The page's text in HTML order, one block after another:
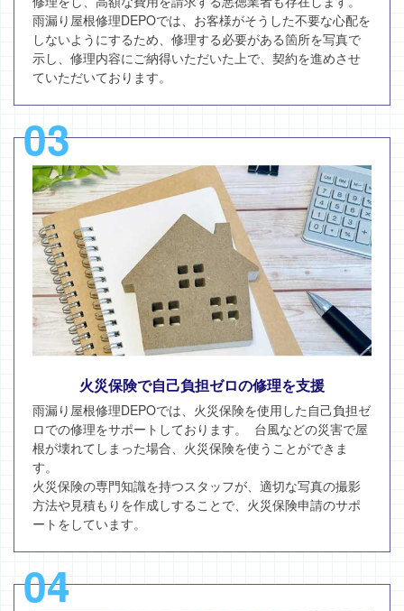
雨漏り屋根修理DEPOでは、お客様がそうした不要な心配を
しないようにするため、修理する必要がある箇所を写真で
示し、修理内容にご納得いただいた上で、契約を進めさせ
ていただいております。
03
火災保険で自己負担ゼロの修理を支援
雨漏り屋根修理DEPOでは、火災保険を使用した自己負担ゼ
ロでの修理をサポートしております。 台風などの災害で屋
根が壊れてしまった場合、火災保険を使うことができま
す。
火災保険の専門知識を持つスタッフが、適切な写真の撮影
方法や見積もりを作成しすることで、火災保険申請のサポ
ートをしています。
04